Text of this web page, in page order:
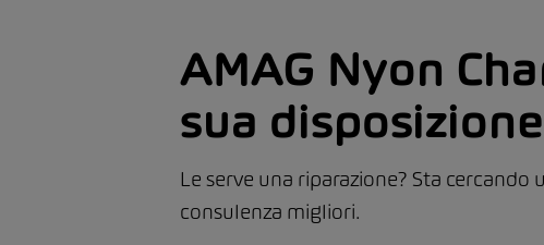
AMAG Nyon
sua disposizione
Le serve una riparazione? Sta
consulenza migliori.